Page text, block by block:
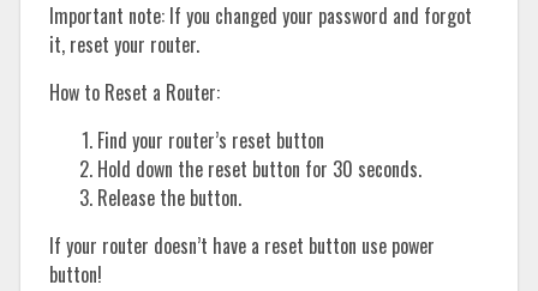
Important note: If you changed your password and forgot
it, reset your router.
How to Reset a Router:
Find your router’s reset button
Hold down the reset button for 30 seconds.
Release the button.
If your router doesn’t have a reset button use power
button!